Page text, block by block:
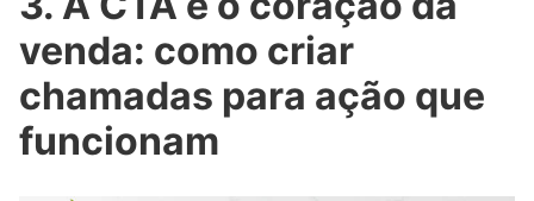
venda: como criar
chamadas para ação que
funcionam